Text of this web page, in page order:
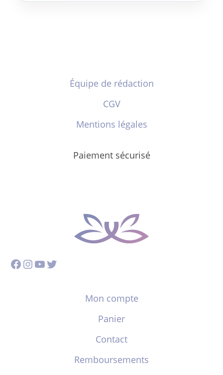
Équipe de rédaction
CGV
Mentions légales
Paiement sécurisé
Facebook
Instagram
YouTube
Twitter
Mon compte
Panier
Contact
Remboursements